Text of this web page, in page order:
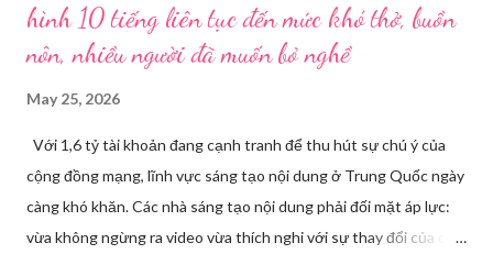
hình 10 tiếng liên tục đến mức khó thở, buồn
nôn, nhiều người đã muốn bỏ nghề
May 25, 2026
Với 1,6 tỷ tài khoản đang cạnh tranh để thu hút sự chú ý của
cộng đồng mạng, lĩnh vực sáng tạo nội dung ở Trung Quốc ngày
càng khó khăn. Các nhà sáng tạo nội dung phải đối mặt áp lực:
vừa không ngừng ra video vừa thích nghi với sự thay đổi của các